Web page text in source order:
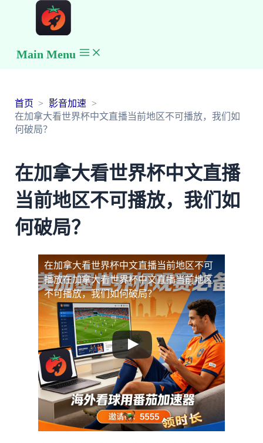
Main Menu
首页
影音加速
在加拿大看世界杯中文直播当前地区不可播放，我们如
何破局？
在加拿大看世界杯中文直播
当前地区不可播放，我们如
何破局？
在加拿大看世界杯中文直播当前地区不可
播放在加拿大看世界杯中文直播当前地区
不可播放，我们如何破局？